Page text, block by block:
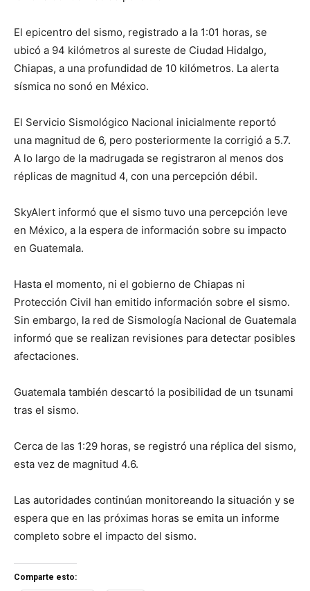
El epicentro del sismo, registrado a la 1:01 horas, se
ubicó a 94 kilómetros al sureste de Ciudad Hidalgo,
Chiapas, a una profundidad de 10 kilómetros. La alerta
sísmica no sonó en México.
El Servicio Sismológico Nacional inicialmente reportó
una magnitud de 6, pero posteriormente la corrigió a 5.7.
A lo largo de la madrugada se registraron al menos dos
réplicas de magnitud 4, con una percepción débil.
SkyAlert informó que el sismo tuvo una percepción leve
en México, a la espera de información sobre su impacto
en Guatemala.
Hasta el momento, ni el gobierno de Chiapas ni
Protección Civil han emitido información sobre el sismo.
Sin embargo, la red de Sismología Nacional de Guatemala
informó que se realizan revisiones para detectar posibles
afectaciones.
Guatemala también descartó la posibilidad de un tsunami
tras el sismo.
Cerca de las 1:29 horas, se registró una réplica del sismo,
esta vez de magnitud 4.6.
Las autoridades continúan monitoreando la situación y se
espera que en las próximas horas se emita un informe
completo sobre el impacto del sismo.
Comparte esto: